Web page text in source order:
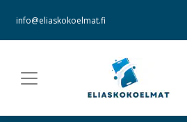
info@eliaskokoelmat.fi